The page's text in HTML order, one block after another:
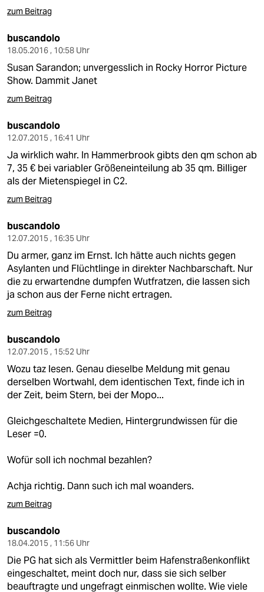
zum Beitrag
buscandolo
18.05.2016 , 10:58 Uhr
Susan Sarandon; unvergesslich in Rocky Horror Picture
Show. Dammit Janet
zum Beitrag
buscandolo
12.07.2015 , 16:41 Uhr
Ja wirklich wahr. In Hammerbrook gibts den qm schon ab
7, 35 € bei variabler Größeneinteilung ab 35 qm. Billiger
als der Mietenspiegel in C2.
zum Beitrag
buscandolo
12.07.2015 , 16:35 Uhr
Du armer, ganz im Ernst. Ich hätte auch nichts gegen
Asylanten und Flüchtlinge in direkter Nachbarschaft. Nur
die zu erwartendne dumpfen Wutfratzen, die lassen sich
ja schon aus der Ferne nicht ertragen.
zum Beitrag
buscandolo
12.07.2015 , 15:52 Uhr
Wozu taz lesen. Genau dieselbe Meldung mit genau
derselben Wortwahl, dem identischen Text, finde ich in
der Zeit, beim Stern, bei der Mopo...
Gleichgeschaltete Medien, Hintergrundwissen für die
Leser =0.
Wofür soll ich nochmal bezahlen?
Achja richtig. Dann such ich mal woanders.
zum Beitrag
buscandolo
18.04.2015 , 11:56 Uhr
Die PG hat sich als Vermittler beim Hafenstraßenkonflikt
eingeschaltet, meint doch nur, dass sie sich selber
beauftragte und ungefragt einmischen wollte. Wie viele